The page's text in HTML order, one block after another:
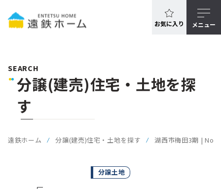
お気に入り メニュー
SEARCH
分譲(建売)住宅・土地を探
す
遠鉄ホーム 分譲(建売)住宅・土地を探す 湖西市梅田3期 |
分譲土地